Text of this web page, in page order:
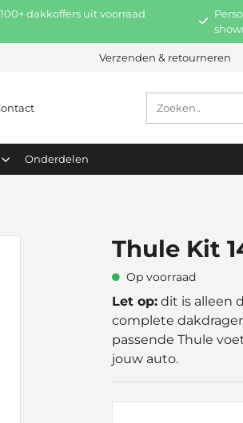
dakkoffers uit voorraad
Verzenden & retourneren
Onderdelen
Thule Kit
Op voorraad
Let op:dit is alleen
complete
passende Thule
jouw auto.